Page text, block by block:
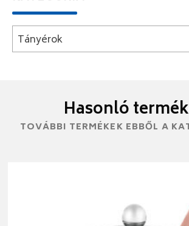
Tányérok
Hasonló
TOVÁBBI TERMÉKEK EBBŐL A